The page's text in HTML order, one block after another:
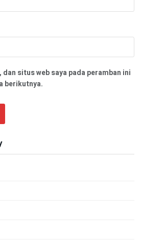
situs web saya pada peramban ini
berikutnya.